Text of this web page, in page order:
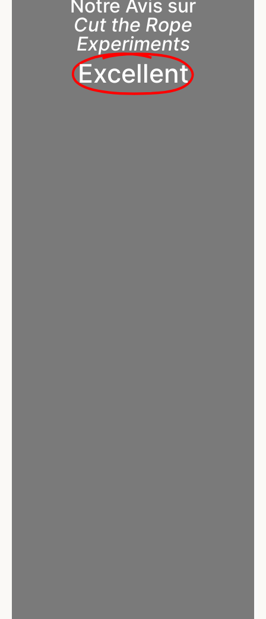
Notre Avis sur
Cut the Rope
Experiments
Excellent